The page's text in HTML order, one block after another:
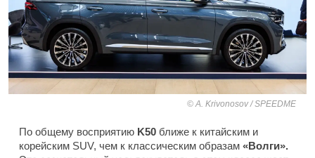
A. Krivonosov / SPEEDME
По общему восприятию K50 ближе к китайским и
корейским SUV, чем к классическим образам «Волги».